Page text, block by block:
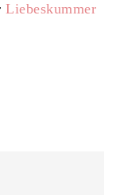
Liebeskummer